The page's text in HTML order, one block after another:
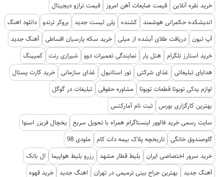
خرید نقره آنلاین قیمت ضایعات آهن امروز
قیمت ترازو دیجیتال
اندیشکده حکمرانی هوشمند کشنده پلی لیست جدید بروکر ترندو دانلود اهنگ
آپ تیون دریافت طلای آبشده از میلی خرید سکه پارسیان اقساطی آهنگ جدید
خرید استارز تلگرام هتل یار نمایندگی تعمیرات دوو شیرازی رنت کمپینگ
هدایای تبلیغاتی
غذای شرکتی تور استانبول غذای سازمانی خرید کارت پستال
لوازم یدکی تویوتا قطعات تویوتا
مشاوره حقوقی تبلیغات در گوگل
بهترین کارگزاری بورس ثبت نام آمارکتس
سایت رسمی خرید فالوور اینستاگرام همراه با تحویل سریع یخچال فریزر اسنوا
گاوصندوق خانگی تاریخچه پلاک بیمه دات کام
ملودی 98
خرید سرور اختصاصی ایران
بلیط قطار مشهد رزرو بلیط هواپیما
ال بانک
آهنگ جدید
بهترین جراح بینی ترمیمی در تهران اهنگ جدید خرید قهوه